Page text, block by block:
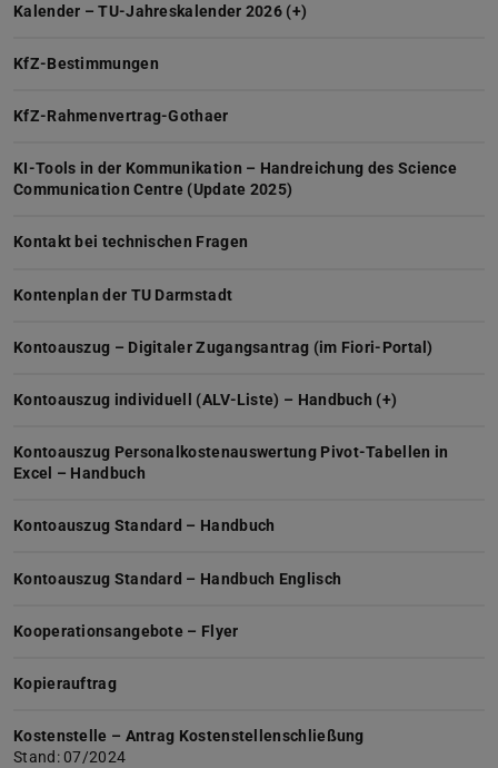
Kalender – TU-Jahreskalender 2026 (+)
KfZ-Bestimmungen
KfZ-Rahmenvertrag-Gothaer
KI-Tools in der Kommunikation – Handreichung des Science
Communication Centre (Update 2025)
Kontakt bei technischen Fragen
Kontenplan der TU Darmstadt
Kontoauszug – Digitaler Zugangsantrag (im Fiori-Portal)
Kontoauszug individuell (ALV-Liste) – Handbuch (+)
Kontoauszug Personalkostenauswertung Pivot-Tabellen in
Excel – Handbuch
Kontoauszug Standard – Handbuch
Kontoauszug Standard – Handbuch Englisch
Kooperationsangebote – Flyer
Kopierauftrag
Kostenstelle – Antrag Kostenstellenschließung
Stand: 07/2024